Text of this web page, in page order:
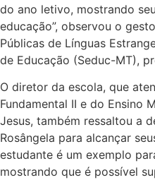
do ano letivo, mostrando
educação”, observou o
Públicas de Línguas
de Educação (Seduc-MT),
O diretor da escola, que
Fundamental II e do Ensino
Jesus, também ressaltou a
Rosângela para alcançar
estudante é um exemplo
mostrando que é possível